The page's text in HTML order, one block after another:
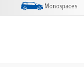
Monospaces